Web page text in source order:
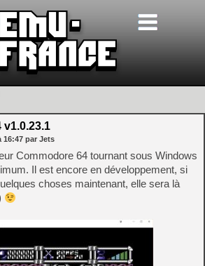
v1.0.23.1
16:47 par Jets
Commodore 64 tournant sous Windows
Il est encore en développement, si
choses maintenant, elle sera là